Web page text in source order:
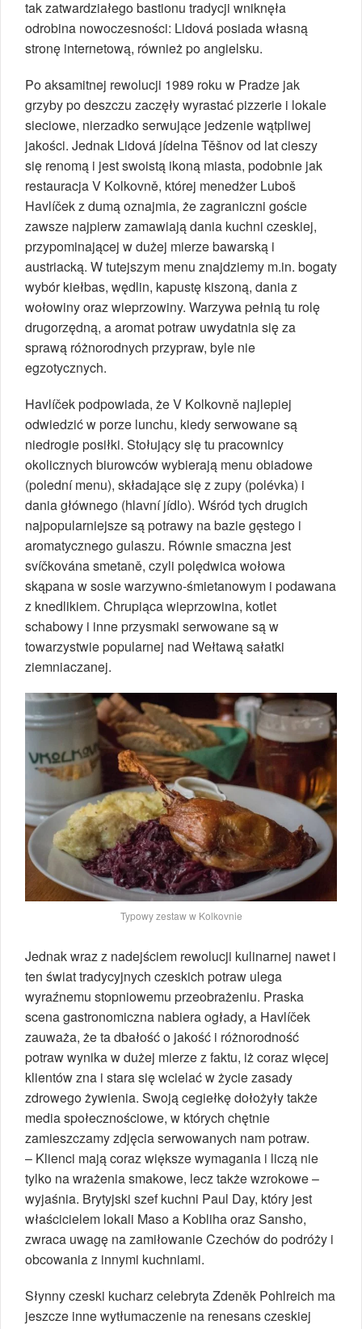
tak zatwardziałego bastionu tradycji wniknęła
odrobina nowoczesności: Lidová posiada własną
stronę internetową, również po angielsku.
Po aksamitnej rewolucji 1989 roku w Pradze jak
grzyby po deszczu zaczęły wyrastać pizzerie i lokale
sieciowe, nierzadko serwujące jedzenie wątpliwej
jakości. Jednak Lidová jídelna Těšnov od lat cieszy
się renomą i jest swoistą ikoną miasta, podobnie jak
restauracja V Kolkovně, której menedżer Luboš
Havlíček z dumą oznajmia, że zagraniczni goście
zawsze najpierw zamawiają dania kuchni czeskiej,
przypominającej w dużej mierze bawarską i
austriacką. W tutejszym menu znajdziemy m.in. bogaty
wybór kiełbas, wędlin, kapustę kiszoną, dania z
wołowiny oraz wieprzowiny. Warzywa pełnią tu rolę
drugorzędną, a aromat potraw uwydatnia się za
sprawą różnorodnych przypraw, byle nie
egzotycznych.
Havlíček podpowiada, że V Kolkovně najlepiej
odwiedzić w porze lunchu, kiedy serwowane są
niedrogie posiłki. Stołujący się tu pracownicy
okolicznych biurowców wybierają menu obiadowe
(polední menu), składające się z zupy (polévka) i
dania głównego (hlavní jídlo). Wśród tych drugich
najpopularniejsze są potrawy na bazie gęstego i
aromatycznego gulaszu. Równie smaczna jest
svíčkována smetaně, czyli polędwica wołowa
skąpana w sosie warzywno-śmietanowym i podawana
z knedlikiem. Chrupiąca wieprzowina, kotlet
schabowy i inne przysmaki serwowane są w
towarzystwie popularnej nad Wełtawą sałatki
ziemniaczanej.
Typowy zestaw w Kolkovnie
Jednak wraz z nadejściem rewolucji kulinarnej nawet i
ten świat tradycyjnych czeskich potraw ulega
wyraźnemu stopniowemu przeobrażeniu. Praska
scena gastronomiczna nabiera ogłady, a Havlíček
zauważa, że ta dbałość o jakość i różnorodność
potraw wynika w dużej mierze z faktu, iż coraz więcej
klientów zna i stara się wcielać w życie zasady
zdrowego żywienia. Swoją cegiełkę dołożyły także
media społecznościowe, w których chętnie
zamieszczamy zdjęcia serwowanych nam potraw.
– Klienci mają coraz większe wymagania i liczą nie
tylko na wrażenia smakowe, lecz także wzrokowe –
wyjaśnia. Brytyjski szef kuchni Paul Day, który jest
właścicielem lokali Maso a Kobliha oraz Sansho,
zwraca uwagę na zamiłowanie Czechów do podróży i
obcowania z innymi kuchniami.
Słynny czeski kucharz celebryta Zdeněk Pohlreich ma
jeszcze inne wytłumaczenie na renesans czeskiej